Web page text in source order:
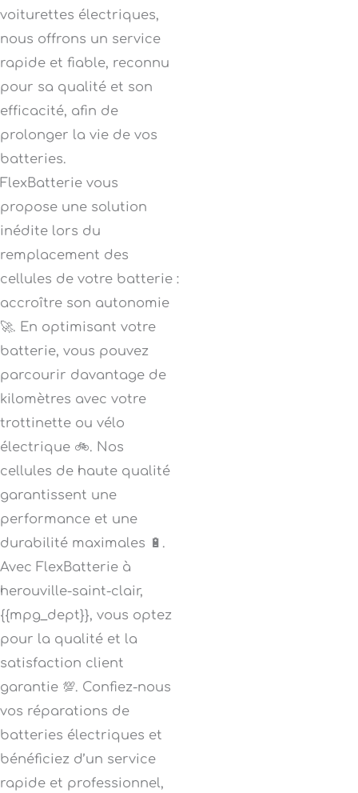
voiturettes électriques,
nous offrons un service
rapide et fiable, reconnu
pour sa qualité et son
efficacité, afin de
prolonger la vie de vos
batteries.
FlexBatterie vous
propose une solution
inédite lors du
remplacement des
cellules de votre batterie :
accroître son autonomie
🚀. En optimisant votre
batterie, vous pouvez
parcourir davantage de
kilomètres avec votre
trottinette ou vélo
électrique 🚲. Nos
cellules de haute qualité
garantissent une
performance et une
durabilité maximales 🔋.
Avec FlexBatterie à
herouville-saint-clair,
{{mpg_dept}}, vous optez
pour la qualité et la
satisfaction client
garantie 💯. Confiez-nous
vos réparations de
batteries électriques et
bénéficiez d’un service
rapide et professionnel,